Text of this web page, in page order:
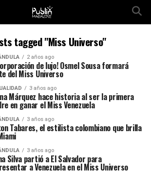
tagged "Miss Universo"
2 años ago
de lujo! Osmel Sousa formará
del Miss Universo
3 años ago
Márquez hace historia al ser la primera
en ganar el Miss Venezuela
3 años ago
Tabares, el estilista colombiano que brilla
3 años ago
Silva partió a El Salvador para
a Venezuela en el Miss Universo